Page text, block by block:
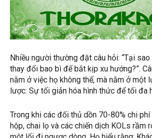
Nhiều người thường đặt câu hỏi: “Tại
thay đổi bao bì để bắt kịp xu hướng?”.
nằm ở việc họ không thể, mà nằm ở một
lược: Sự tối giản hóa hình thức để tối đa
Trong khi các đối thủ dồn 70-80% chi
hộp, chai lọ và các chiến dịch KOLs rầm